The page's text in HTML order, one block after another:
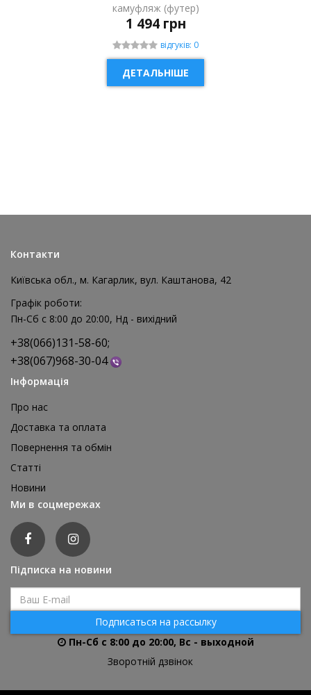
камуфляж (футер)
1 494 грн
відгуків: 0
ДЕТАЛЬНІШЕ
Реквізит для аніматора Мішки для стрибків, 4 шт
Контакти
Київська обл., м. Кагарлик, вул. Каштанова, 42
Графік роботи:
Пн-Сб с 8:00 до 20:00, Нд - вихідний
+38(066)131-58-60;
+38(067)968-30-04
Інформація
Про нас
Доставка та оплата
Повернення та обмін
Статті
Новини
Ми в соцмережах
Підписка на новини
Подписаться на рассылку
Пн-Сб с 8:00 до 20:00, Вс - выходной
Зворотній дзвінок